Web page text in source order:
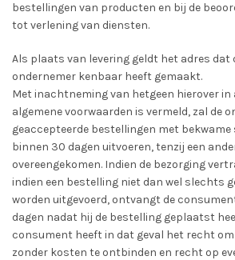
bestellingen van producten en bij de
tot verlening van diensten.
Als plaats van levering geldt het adres dat
ondernemer kenbaar heeft gemaakt.
Met inachtneming van hetgeen hierover in
algemene voorwaarden is vermeld, zal de
geaccepteerde bestellingen met
binnen 30 dagen uitvoeren, tenzij een
overeengekomen. Indien de bezorging
indien een bestelling niet dan wel slechts
worden uitgevoerd, ontvangt de
dagen nadat hij de bestelling geplaatst
consument heeft in dat geval het recht
zonder kosten te ontbinden en recht op